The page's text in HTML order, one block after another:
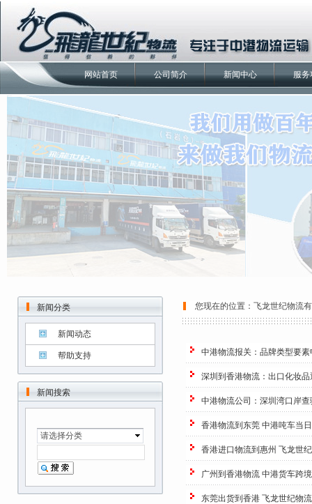
网站首页 公司简介 新闻中心 服务
您现在的位置： 飞龙世纪物流
新闻搜索
请选择分类
中港物流报关：品牌类型要素
深圳到香港物流：出口化妆
中港物流公司：深圳湾口岸
香港物流到东莞 中港吨车当
香港进口物流到惠州 飞龙世
广州到香港物流 中港货车跨
东莞出货到香港 飞龙世纪物
新闻分类
新闻动态
帮助支持